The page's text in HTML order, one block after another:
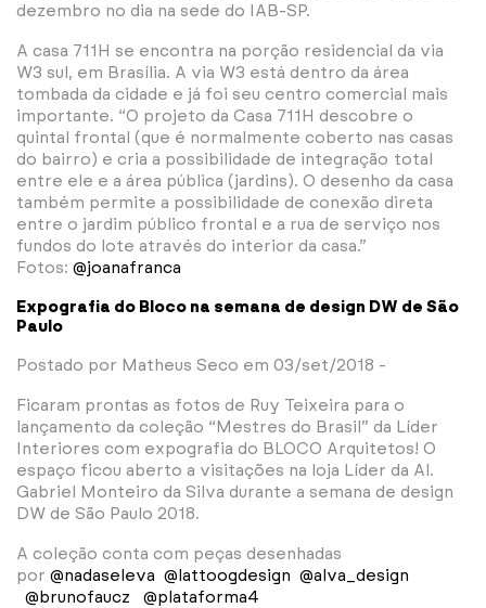
dezembro no dia na sede do IAB-SP.
A casa 711H se encontra na porção residencial da via
W3 sul, em Brasília. A via W3 está dentro da área
tombada da cidade e já foi seu centro comercial mais
importante. “O projeto da Casa 711H descobre o
quintal frontal (que é normalmente coberto nas casas
do bairro) e cria a possibilidade de integração total
entre ele e a área pública (jardins). O desenho da casa
também permite a possibilidade de conexão direta
entre o jardim público frontal e a rua de serviço nos
fundos do lote através do interior da casa.”
Fotos: @joanafranca
Expografia do Bloco na semana de design DW de São
Paulo
Postado por Matheus Seco em 03/set/2018 -
Ficaram prontas as fotos de Ruy Teixeira para o
lançamento da coleção “Mestres do Brasil” da Líder
Interiores com expografia do BLOCO Arquitetos! O
espaço ficou aberto a visitações na loja Líder da Al.
Gabriel Monteiro da Silva durante a semana de design
DW de São Paulo 2018.
A coleção conta com peças desenhadas
por @nadaseleva @lattoogdesign @alva_design
@brunofaucz
@plataforma4